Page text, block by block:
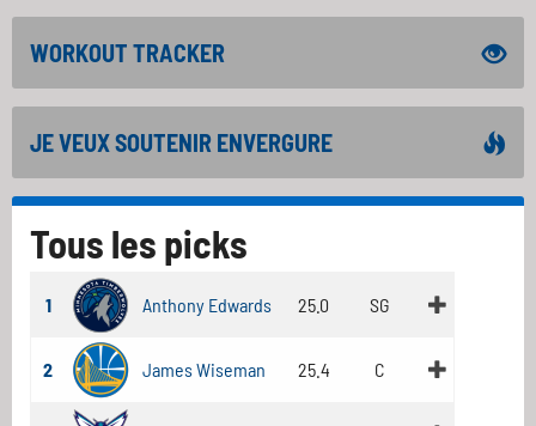
WORKOUT TRACKER
JE VEUX SOUTENIR ENVERGURE
Tous les picks
1 Anthony Edwards 25.0 SG
2 James Wiseman 25.4 C